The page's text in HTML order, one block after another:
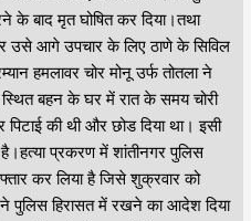
के बाद मृत घोषित कर दिया।तथा
उसे आगे उपचार के लिए ठाणे के सिविल
हमलावर चोर मोनू उर्फ तोतला ने
स्थित बहन के घर में रात के समय चोरी
की थी और छोड दिया था। इसी
प्रकरण में शांतीनगर पुलिस
कर लिया है जिसे शुक्रवार को
ने पुलिस हिरासत में रखने का आदेश दिया